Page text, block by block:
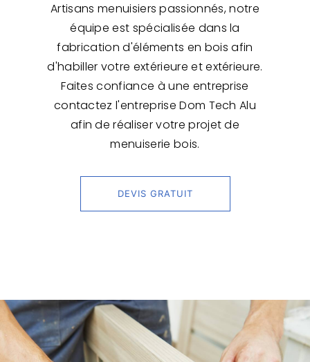
Artisans menuisiers passionnés, notre
équipe est spécialisée dans la
fabrication d'éléments en bois afin
d'habiller votre extérieure et extérieure.
Faites confiance à une entreprise
contactez l'entreprise Dom Tech Alu
afin de réaliser votre projet de
menuiserie bois.
DEVIS GRATUIT